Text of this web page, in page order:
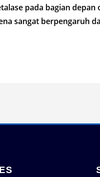
pada bagian
sangat berpengaruh